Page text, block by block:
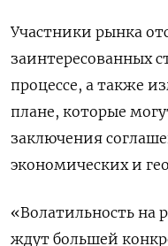
Участники рынка
заинтересованных
процессе, а также
плане, которые
заключения
экономических и
«Волатильность на
ждут большей